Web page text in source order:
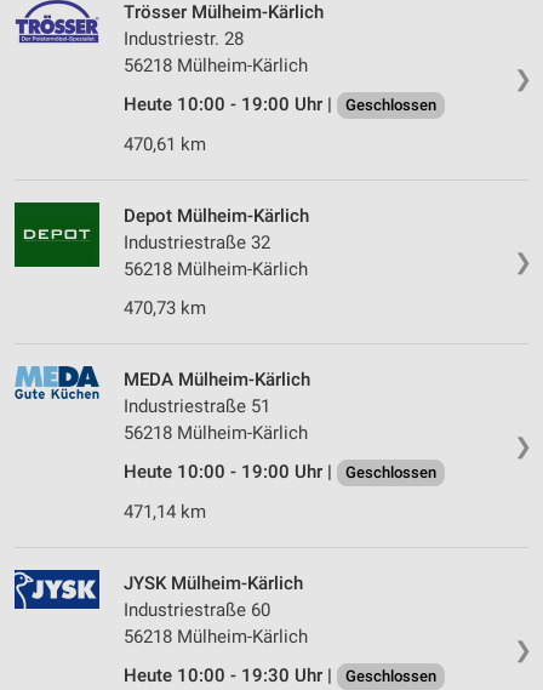
❯
Trösser Mülheim-Kärlich
Industriestr. 28
56218 Mülheim-Kärlich
Heute 10:00 - 19:00 Uhr |
Geschlossen
470,61 km
❯
Depot Mülheim-Kärlich
Industriestraße 32
56218 Mülheim-Kärlich
470,73 km
❯
MEDA Mülheim-Kärlich
Industriestraße 51
56218 Mülheim-Kärlich
Heute 10:00 - 19:00 Uhr |
Geschlossen
471,14 km
❯
JYSK Mülheim-Kärlich
Industriestraße 60
56218 Mülheim-Kärlich
Heute 10:00 - 19:30 Uhr |
Geschlossen